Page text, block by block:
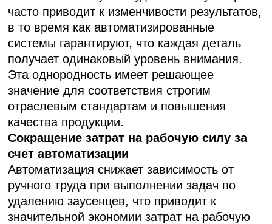
часто приводит к изменчивости результатов,
в то время как автоматизированные
системы гарантируют, что каждая деталь
получает одинаковый уровень внимания.
Эта однородность имеет решающее
значение для соответствия строгим
отраслевым стандартам и повышения
качества продукции.
Сокращение затрат на рабочую силу за
счет автоматизации
Автоматизация снижает зависимость от
ручного труда при выполнении задач по
удалению заусенцев, что приводит к
значительной экономии затрат на рабочую